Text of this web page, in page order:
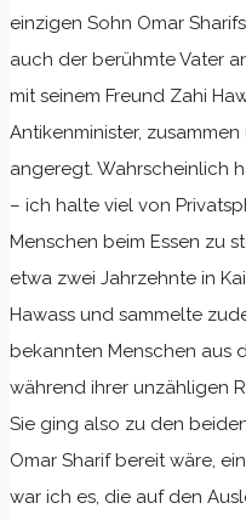
einzigen Sohn Omar
auch der berühmte Vater
mit seinem Freund Zahi
Antikenminister,
angeregt. Wahrscheinlich
– ich halte viel von
Menschen beim Essen zu
etwa zwei Jahrzehnte in
Hawass und sammelte
bekannten Menschen aus
während ihrer unzähligen
Sie ging also zu den
Omar Sharif bereit wäre,
war ich es, die auf den